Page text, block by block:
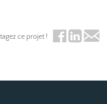
ce projet !